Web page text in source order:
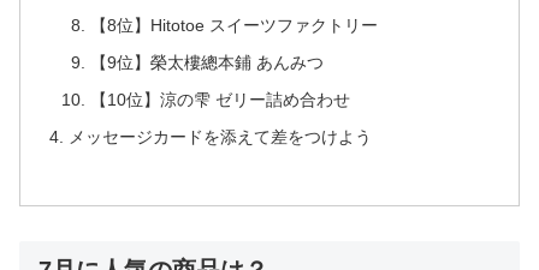
【8位】Hitotoe スイーツファクトリー
【9位】榮太樓總本鋪 あんみつ
【10位】涼の雫 ゼリー詰め合わせ
メッセージカードを添えて差をつけよう